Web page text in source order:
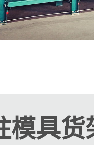
模具货